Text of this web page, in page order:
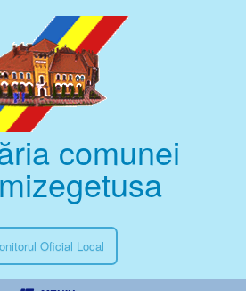
comunei
Oficial Local